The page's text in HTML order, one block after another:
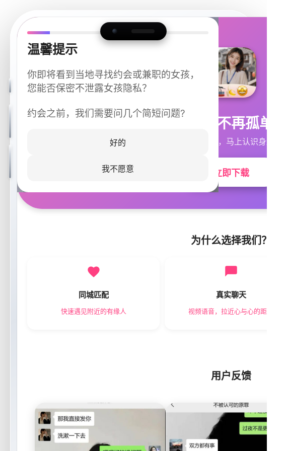
温馨提示
你即将看到当地寻找约会或兼职的女孩，
您能否保密不泄露女孩隐私？
约会之前，我们需要问几个简短问题?
好的
我不愿意
今晚不再孤单
同城快速匹配，马上认识身边的TA
立即下载
为什么选择我们？
同城匹配
快速遇见附近的有缘人
真实聊天
视频语音，拉近心与心的距离
用户反馈